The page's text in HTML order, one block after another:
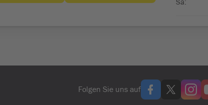
Folgen Sie uns auf